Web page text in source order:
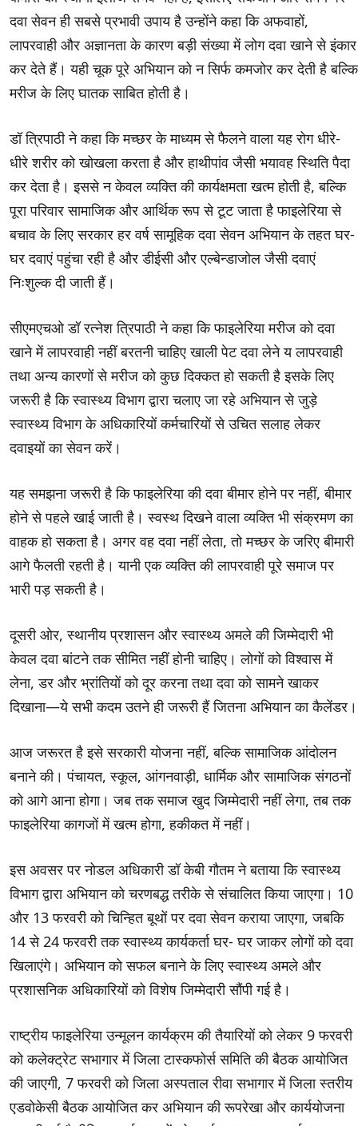
दवा सेवन ही सबसे प्रभावी उपाय है उन्होंने कहा कि अफवाहों,
लापरवाही और अज्ञानता के कारण बड़ी संख्या में लोग दवा खाने से इंकार
कर देते हैं। यही चूक पूरे अभियान को न सिर्फ कमजोर कर देती है बल्कि
मरीज के लिए घातक साबित होती है।
डॉ त्रिपाठी ने कहा कि मच्छर के माध्यम से फैलने वाला यह रोग धीरे-
धीरे शरीर को खोखला करता है और हाथीपांव जैसी भयावह स्थिति पैदा
कर देता है। इससे न केवल व्यक्ति की कार्यक्षमता खत्म होती है, बल्कि
पूरा परिवार सामाजिक और आर्थिक रूप से टूट जाता है फाइलेरिया से
बचाव के लिए सरकार हर वर्ष सामूहिक दवा सेवन अभियान के तहत घर-
घर दवाएं पहुंचा रही है और डीईसी और एल्बेन्डाजोल जैसी दवाएं
निःशुल्क दी जाती हैं।
सीएमएचओ डॉ रत्नेश त्रिपाठी ने कहा कि फाइलेरिया मरीज को दवा
खाने में लापरवाही नहीं बरतनी चाहिए खाली पेट दवा लेने य लापरवाही
तथा अन्य कारणों से मरीज को कुछ दिक्कत हो सकती है इसके लिए
जरूरी है कि स्वास्थ्य विभाग द्वारा चलाए जा रहे अभियान से जुड़े
स्वास्थ्य विभाग के अधिकारियों कर्मचारियों से उचित सलाह लेकर
दवाइयों का सेवन करें।
यह समझना जरूरी है कि फाइलेरिया की दवा बीमार होने पर नहीं, बीमार
होने से पहले खाई जाती है। स्वस्थ दिखने वाला व्यक्ति भी संक्रमण का
वाहक हो सकता है। अगर वह दवा नहीं लेता, तो मच्छर के जरिए बीमारी
आगे फैलती रहती है। यानी एक व्यक्ति की लापरवाही पूरे समाज पर
भारी पड़ सकती है।
दूसरी ओर, स्थानीय प्रशासन और स्वास्थ्य अमले की जिम्मेदारी भी
केवल दवा बांटने तक सीमित नहीं होनी चाहिए। लोगों को विश्वास में
लेना, डर और भ्रांतियों को दूर करना तथा दवा को सामने खाकर
दिखाना—ये सभी कदम उतने ही जरूरी हैं जितना अभियान का कैलेंडर।
आज जरूरत है इसे सरकारी योजना नहीं, बल्कि सामाजिक आंदोलन
बनाने की। पंचायत, स्कूल, आंगनवाड़ी, धार्मिक और सामाजिक संगठनों
को आगे आना होगा। जब तक समाज खुद जिम्मेदारी नहीं लेगा, तब तक
फाइलेरिया कागजों में खत्म होगा, हकीकत में नहीं।
इस अवसर पर नोडल अधिकारी डॉ केबी गौतम ने बताया कि स्वास्थ्य
विभाग द्वारा अभियान को चरणबद्ध तरीके से संचालित किया जाएगा। 10
और 13 फरवरी को चिन्हित बूथों पर दवा सेवन कराया जाएगा, जबकि
14 से 24 फरवरी तक स्वास्थ्य कार्यकर्ता घर- घर जाकर लोगों को दवा
खिलाएंगे। अभियान को सफल बनाने के लिए स्वास्थ्य अमले और
प्रशासनिक अधिकारियों को विशेष जिम्मेदारी सौंपी गई है।
राष्ट्रीय फाइलेरिया उन्मूलन कार्यक्रम की तैयारियों को लेकर 9 फरवरी
को कलेक्ट्रेट सभागार में जिला टास्कफोर्स समिति की बैठक आयोजित
की जाएगी, 7 फरवरी को जिला अस्पताल रीवा सभागार में जिला स्तरीय
एडवोकेसी बैठक आयोजित कर अभियान की रूपरेखा और कार्ययोजना